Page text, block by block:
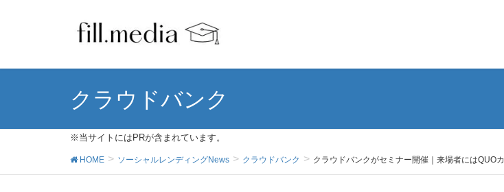
クラウドバンク
※当サイトにはPRが含まれています。
HOME ソーシャルレンディングNews クラウドバンク クラウドバンクがセミナー開催｜来場者にはQUO